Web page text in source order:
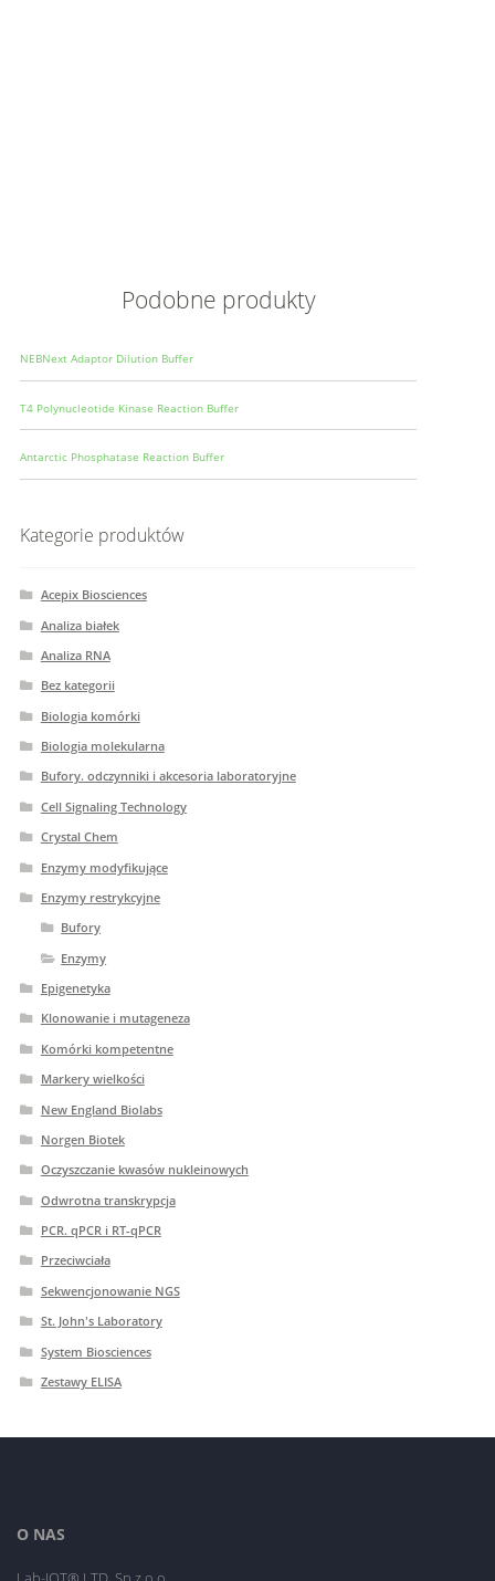
Podobne produkty
NEBNext Adaptor Dilution Buffer
T4 Polynucleotide Kinase Reaction Buffer
Antarctic Phosphatase Reaction Buffer
Kategorie produktów
Acepix Biosciences
Analiza białek
Analiza RNA
Bez kategorii
Biologia komórki
Biologia molekularna
Bufory. odczynniki i akcesoria laboratoryjne
Cell Signaling Technology
Crystal Chem
Enzymy modyfikujące
Enzymy restrykcyjne
Bufory
Enzymy
Epigenetyka
Klonowanie i mutageneza
Komórki kompetentne
Markery wielkości
New England Biolabs
Norgen Biotek
Oczyszczanie kwasów nukleinowych
Odwrotna transkrypcja
PCR. qPCR i RT-qPCR
Przeciwciała
Sekwencjonowanie NGS
St. John's Laboratory
System Biosciences
Zestawy ELISA
O NAS